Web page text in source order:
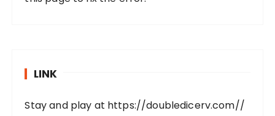
LINK
Stay and play at https://doubledicerv.com//